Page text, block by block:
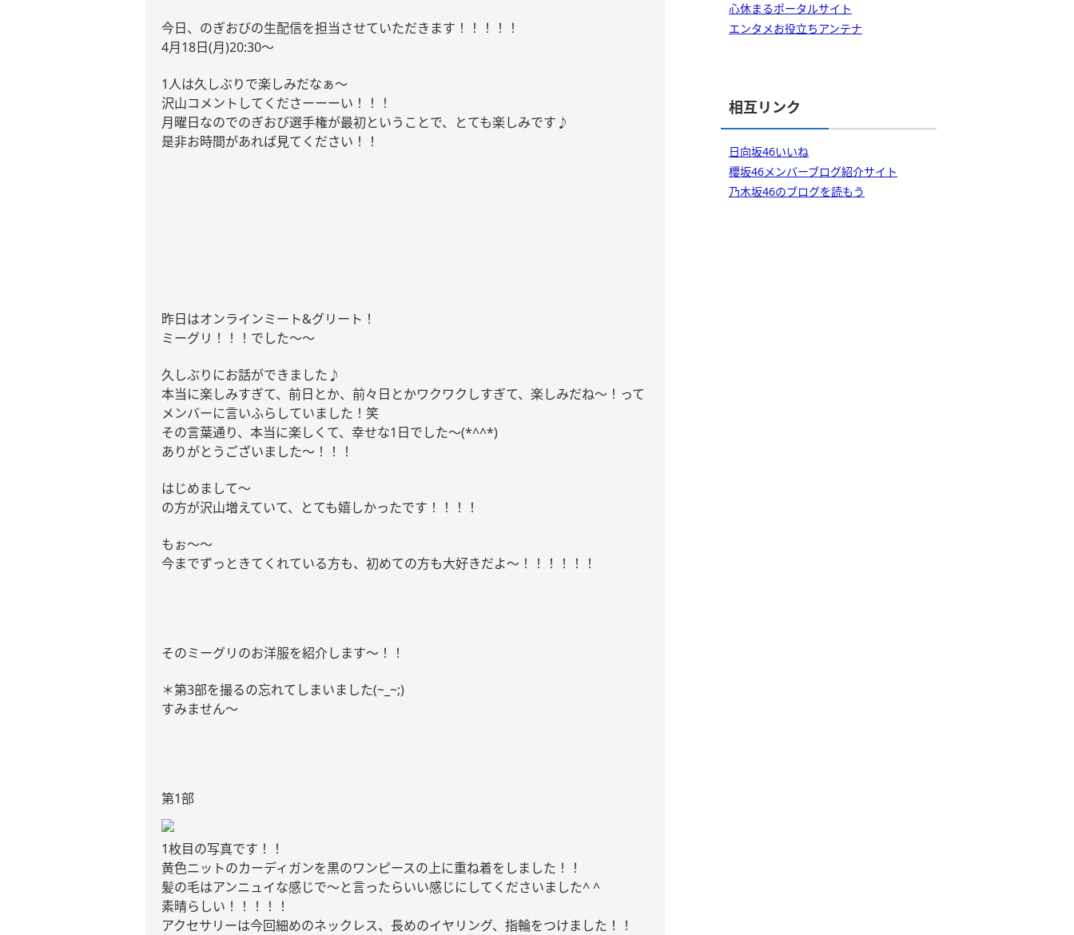
今日、のぎおびの生配信を担当させていただきます！！！！！
4月18日(月)20:30〜
1人は久しぶりで楽しみだなぁ〜
沢山コメントしてくださーーーい！！！
月曜日なのでのぎおび選手権が最初ということで、とても楽しみです♪
是非お時間があれば見てください！！
昨日はオンラインミート&グリート！
ミーグリ！！！でした〜〜
久しぶりにお話ができました♪
本当に楽しみすぎて、前日とか、前々日とかワクワクしすぎて、楽しみだね〜！って
メンバーに言いふらしていました！笑
その言葉通り、本当に楽しくて、幸せな1 日でした〜(*^^*)
ありがとうございました〜！！！
はじめまして〜
の方が沢山増えていて、とても嬉しかったです！！！！
もぉ〜〜
今までずっときてくれている方も、初めての方も大好きだよ〜！！！！！！
そのミーグリのお洋服を紹介します〜！！
＊第3部を撮るの忘れてしまいました(~_~;)
すみません〜
第1部
1枚目の写真です！！
黄色ニットのカーディガンを黒のワンピースの上に重ね着をしました！！
髪の毛はアンニュイな感じで〜と言ったらいい感じにしてくださいました^ ^
素晴らしい！！！！！
アクセサリーは今回細めのネックレス、長めのイヤリング、指輪をつけました！！
心休まるポータルサイト
エンタメお役立ちアンテナ
相互リンク
日向坂46いいね
櫻坂46メンバーブログ紹介サイト
乃木坂46のブログを読もう